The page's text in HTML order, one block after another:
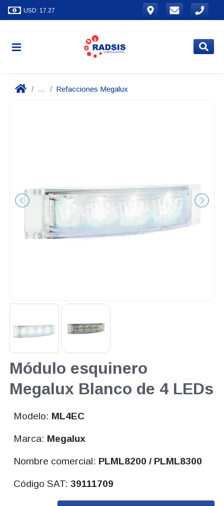
USD: 17.27
... Refacciones Megalux
Módulo esquinero
Megalux Blanco de 4 LEDs
Modelo: ML4EC
Marca: Megalux
Nombre comercial: PLML8200 / PLML8300
Código SAT:39111709